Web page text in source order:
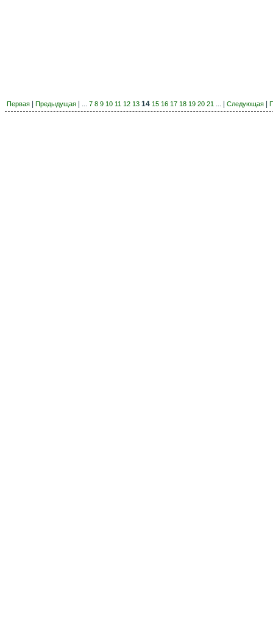
Первая Предыдущая | ... 7 8 9 10 11 12 13 14 15 16 17 18 19 20 21 ... | Следующая